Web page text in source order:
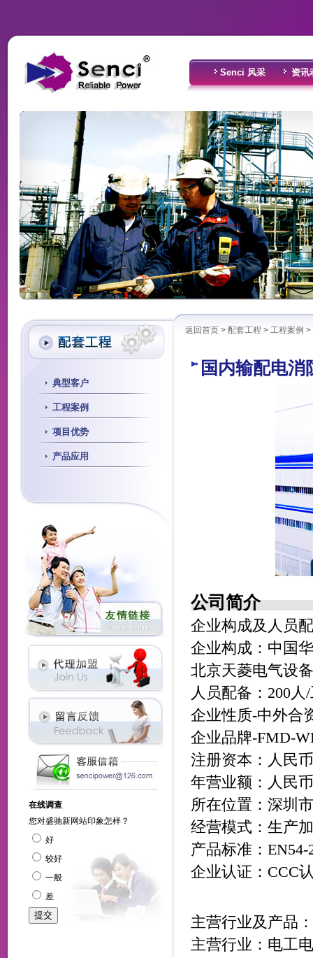
Senci 风采 资讯
典型客户
工程案例
项目优势
产品应用
返回首页 > 配套工程 >工程案例 >
国内输配电
公司简介
企业构成及人员
企业构成：中国
北京天菱电气设
人员配备：200
企业性质-中外合
企业品牌-FMD-
注册资本：人民
年营业额：人民
所在位置：深圳
经营模式：生产
产品标准：EN54-
企业认证：CCC
主营行业及产品
主营行业：电工